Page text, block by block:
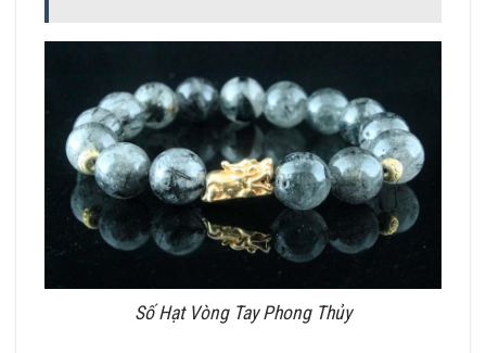
Số Hạt Vòng Tay Phong Thủy